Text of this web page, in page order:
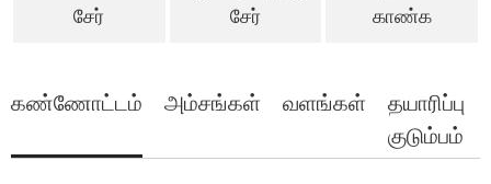
சேர்
சேர்
காண்க
கண்ணோட்டம் அம்சங்கள் வளங்கள்
தயாரிப்பு
குடும்பம்